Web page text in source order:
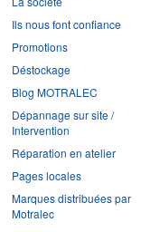
Ils nous font confiance
Promotions
Déstockage
Blog MOTRALEC
Dépannage sur site /
Intervention
Réparation en atelier
Pages locales
Marques distribuées par
Motralec